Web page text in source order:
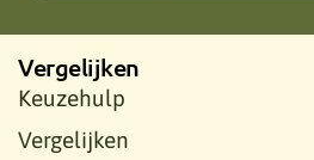
Vergelijken
Keuzehulp
Vergelijken